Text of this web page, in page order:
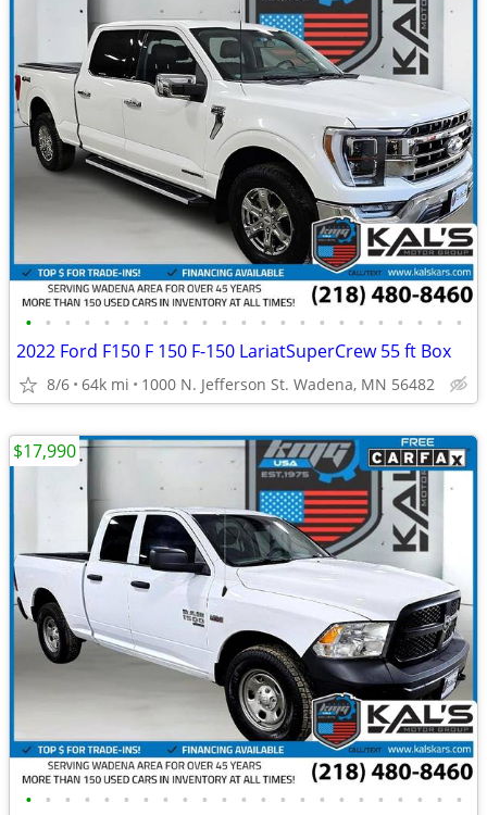
• • • • • • • • • • • • • • • • • • • • • • •
2022 Ford F150 F 150 F-150 LariatSuperCrew 55 ft Box
8/6 64k mi 1000 N. Jefferson St. Wadena, MN 56482
• • • • • • • • • • • • • • • • • • • • • • •
$17,990